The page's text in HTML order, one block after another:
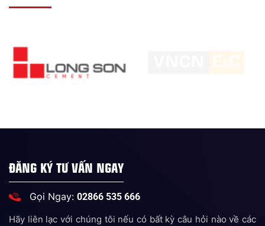
ĐĂNG KÝ TƯ VẤN NGAY
Gọi Ngay: 02866 535 666
Hãy liên lạc với chúng tôi nếu có bất kỳ câu hỏi nào về các